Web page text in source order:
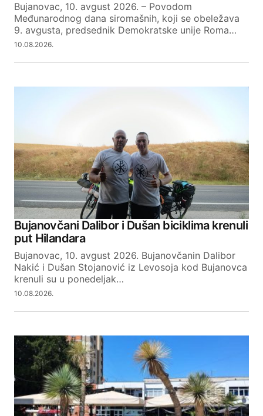
Bujanovac, 10. avgust 2026. – Povodom
Međunarodnog dana siromašnih, koji se obeležava
9. avgusta, predsednik Demokratske unije Roma…
10.08.2026.
Bujanovčani Dalibor i Dušan biciklima krenuli
put Hilandara
Bujanovac, 10. avgust 2026. Bujanovčanin Dalibor
Nakić i Dušan Stojanović iz Levosoja kod Bujanovca
krenuli su u ponedeljak…
10.08.2026.